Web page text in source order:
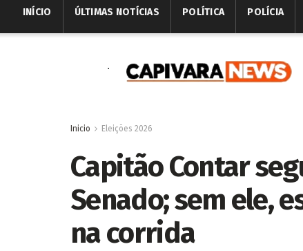
INÍCIO ÚLTIMAS NOTÍCIAS POLÍTICA POLÍCIA
Inicio Eleições 2026
Capitão Contar
Senado; sem ele,
na corrida